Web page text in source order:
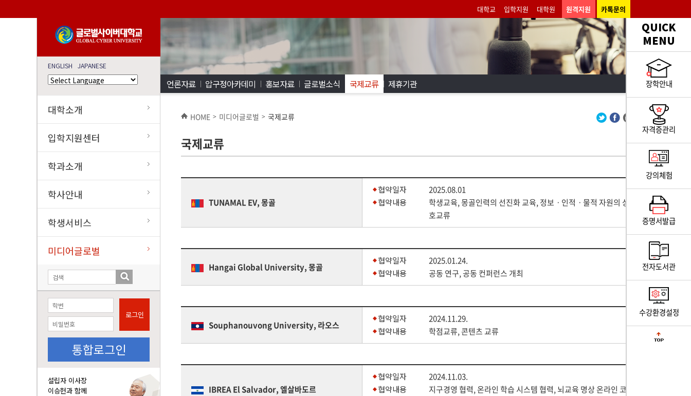
대학교 입학지원 대학원 원격지원 카톡문의
ENGLISH JAPANESE
대학소개
입학지원센터
학과소개
학사안내
학생서비스
미디어글로벌
로그인
통합로그인
설립자 이사장
이승헌과 함께
언론자료 압구정아카데미 홍보자료 글로벌소식 국제교류 제휴기관
HOME > 미디어글로벌 > 국제교류
국제교류
TUNAMAL EV, 몽골
협약일자
협약내용
2025.08.01
학생교육, 몽골인력의 선진화 교육, 정보ㆍ인적ㆍ물적 자원의 상
호교류
Hangai Global University, 몽골
협약일자
협약내용
2025.01.24.
공동 연구, 공동 컨퍼런스 개최
Souphanouvong University, 라오스
협약일자
협약내용
2024.11.29.
학점교류, 콘텐츠 교류
IBREA El Salvador, 엘살바도르
협약일자
협약내용
2024.11.03.
지구경영 협력, 온라인 학습 시스템 협력, 뇌교육 명상 온라인 코
QUICK
MENU
장학안내
자격증관리
강의체험
증명서발급
전자도서관
수강환경설정